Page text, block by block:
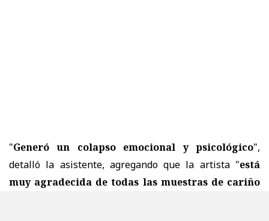
"Generó un colapso emocional y psicológico",
detalló la asistente, agregando que la artista "está
muy agradecida de todas las muestras de cariño